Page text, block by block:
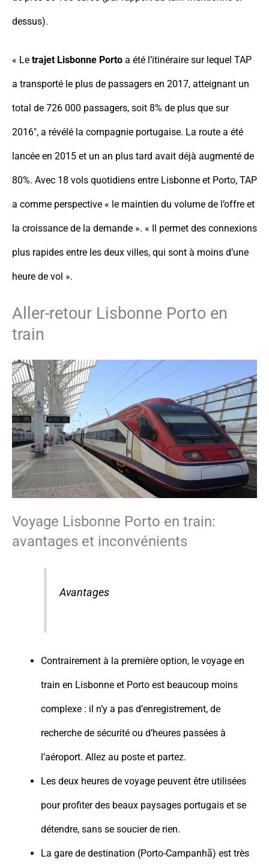
dessus).
« Le trajet Lisbonne Porto a été l’itinéraire sur lequel TAP
a transporté le plus de passagers en 2017, atteignant un
total de 726 000 passagers, soit 8% de plus que sur
2016″, a révélé la compagnie portugaise. La route a été
lancée en 2015 et un an plus tard avait déjà augmenté de
80%. Avec 18 vols quotidiens entre Lisbonne et Porto, TAP
a comme perspective « le maintien du volume de l’offre et
la croissance de la demande ». « Il permet des connexions
plus rapides entre les deux villes, qui sont à moins d’une
heure de vol ».
Aller-retour Lisbonne Porto en
train
Voyage Lisbonne Porto en train:
avantages et inconvénients
Avantages
Contrairement à la première option, le voyage en
train en Lisbonne et Porto est beaucoup moins
complexe : il n’y a pas d’enregistrement, de
recherche de sécurité ou d’heures passées à
l’aéroport. Allez au poste et partez.
Les deux heures de voyage peuvent être utilisées
pour profiter des beaux paysages portugais et se
détendre, sans se soucier de rien.
La gare de destination (Porto-Campanhã) est très